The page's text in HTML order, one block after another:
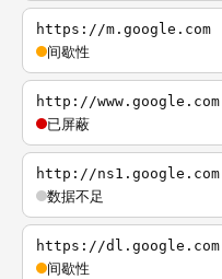
https://m.google.com
间歇性
http://www.google.com
已屏蔽
http://ns1.google.com
数据不足
https://dl.google.com
间歇性